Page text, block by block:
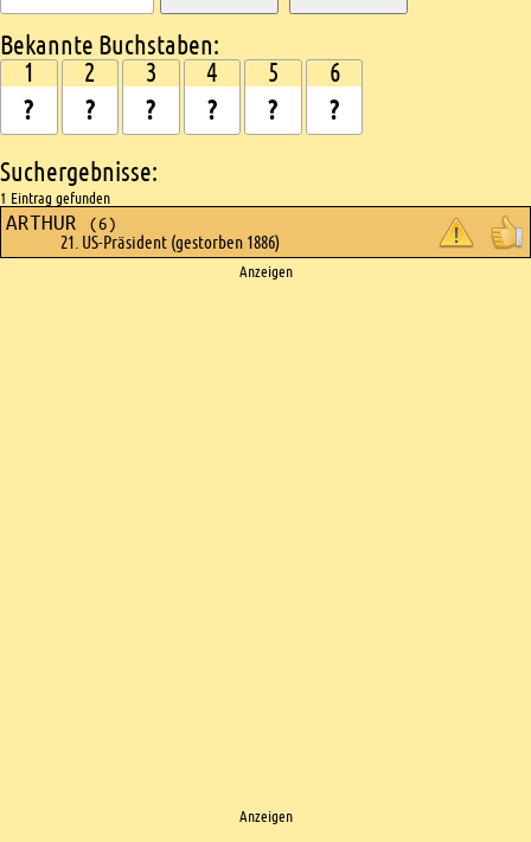
Bekannte Buchstaben:
1 2 3 4 5 6
Suchergebnisse:
1 Eintrag gefunden
ARTHUR (6)
21. US-Präsident (gestorben 1886)
Anzeigen
Anzeigen